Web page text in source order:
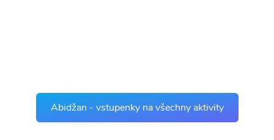
Abidžan - vstupenky na všechny aktivity